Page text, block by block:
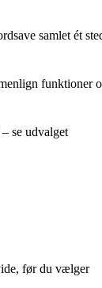
samlet ét
funktioner
se udvalget
før du vælger